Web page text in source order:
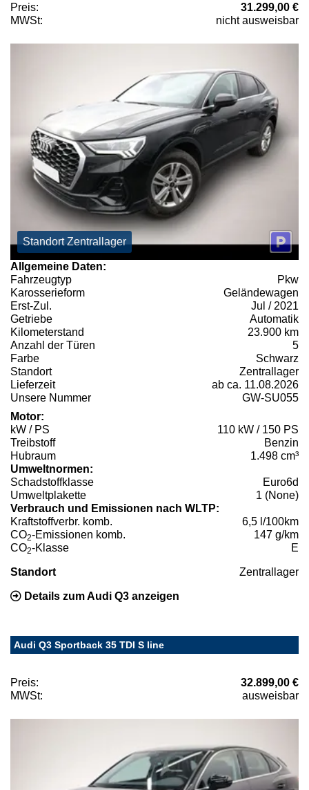
Preis:
31.299,00 €
MWSt:
nicht ausweisbar
Standort Zentrallager
Allgemeine Daten:
Fahrzeugtyp
Pkw
Karosserieform
Geländewagen
Erst-Zul.
Jul / 2021
Getriebe
Automatik
Kilometerstand
23.900 km
Anzahl der Türen
5
Farbe
Schwarz
Standort
Zentrallager
Lieferzeit
ab ca. 11.08.2026
Unsere Nummer
GW-SU055
Motor:
kW / PS
110 kW / 150 PS
Treibstoff
Benzin
Hubraum
1.498 cm³
Umweltnormen:
Schadstoffklasse
Euro6d
Umweltplakette
1 (None)
Verbrauch und Emissionen nach WLTP:
Kraftstoffverbr. komb.
6,5 l/100km
CO2-Emissionen komb.
147 g/km
CO2-Klasse E
Standort Zentrallager
Details zum Audi Q3 anzeigen
Audi Q3 Sportback 35 TDI S line
Preis:
32.899,00 €
MWSt:
ausweisbar